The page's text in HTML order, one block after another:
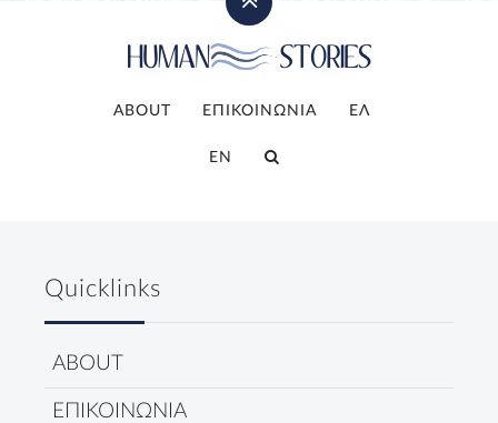
ABOUT ΕΠΙΚΟΙΝΩΝΙΑ ΕΛ
EN
Quicklinks
ABOUT
ΕΠΙΚΟΙΝΩΝΙΑ